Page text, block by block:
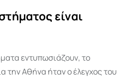
είναι
εντυπωσιάζουν, το
την Αθήνα ήταν ο έλεγχος του